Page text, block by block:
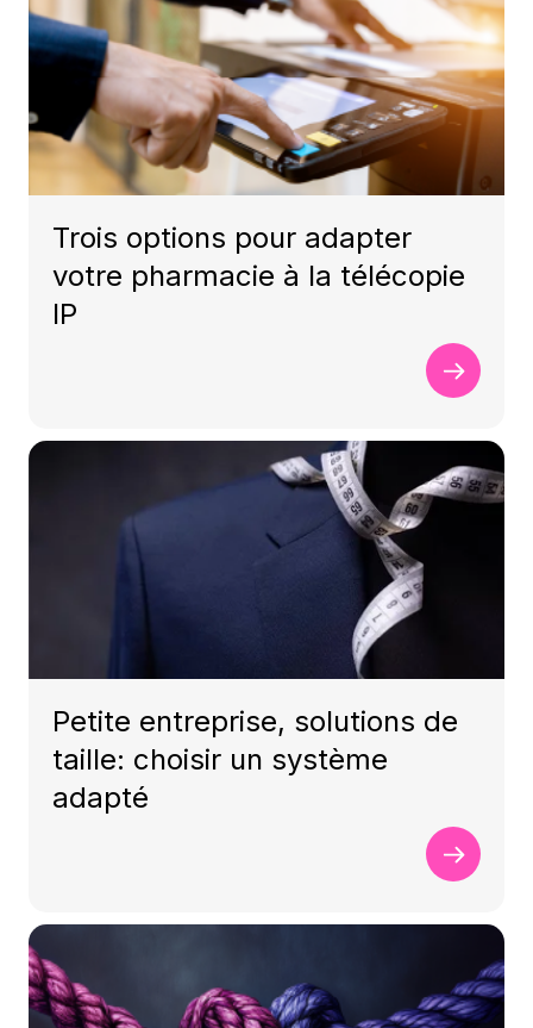
Trois options pour adapter
votre pharmacie à la télécopie
IP
Petite entreprise, solutions de
taille: choisir un système
adapté